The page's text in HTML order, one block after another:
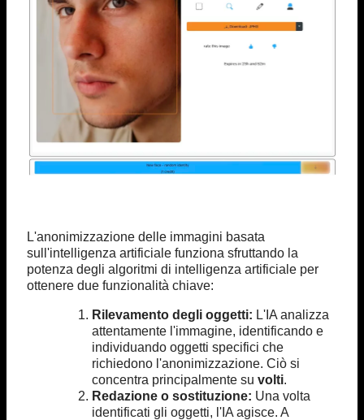
L'anonimizzazione delle immagini basata
sull'intelligenza artificiale funziona sfruttando la
potenza degli algoritmi di intelligenza artificiale per
ottenere due funzionalità chiave:
Rilevamento degli oggetti: L'IA analizza
attentamente l'immagine, identificando e
individuando oggetti specifici che
richiedono l'anonimizzazione. Ciò si
concentra principalmente su volti.
Redazione o sostituzione: Una volta
identificati gli oggetti, l'IA agisce. A